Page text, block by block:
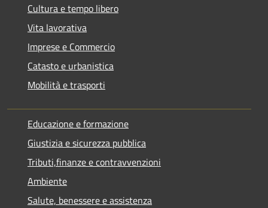
Cultura e tempo libero
Vita lavorativa
Imprese e Commercio
Catasto e urbanistica
Mobilità e trasporti
Educazione e formazione
Giustizia e sicurezza pubblica
Tributi,finanze e contravvenzioni
Ambiente
Salute, benessere e assistenza